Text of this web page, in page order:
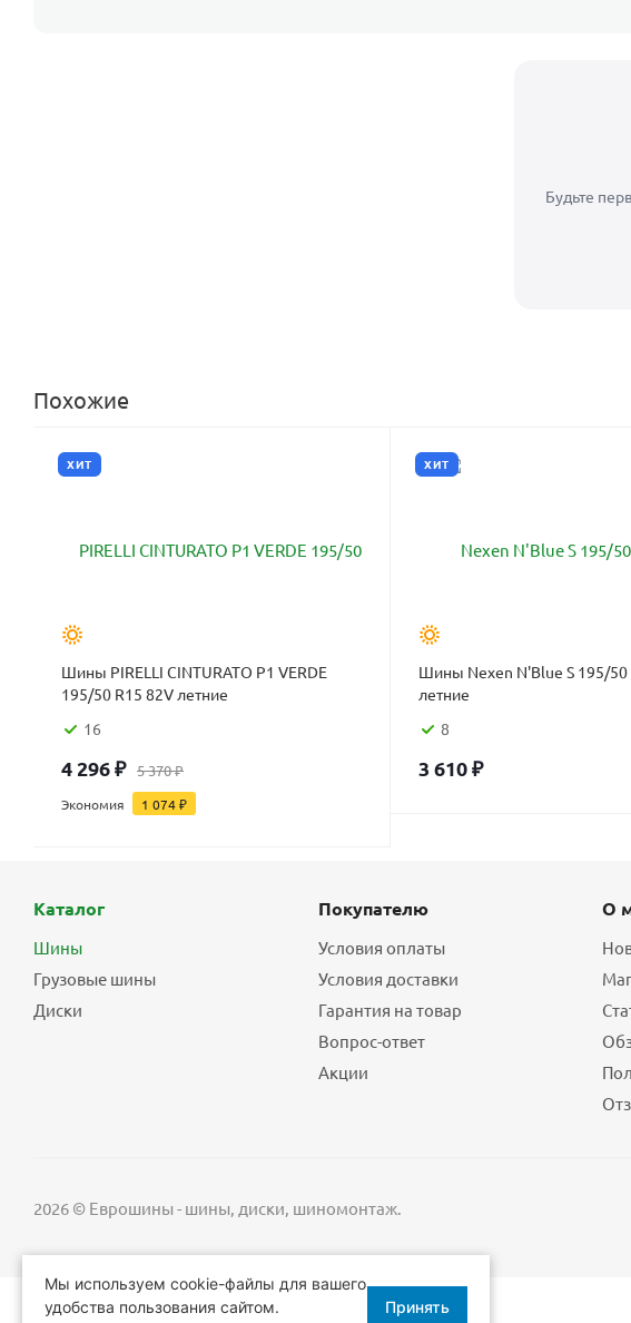
Будьте
Похожие
ХИТ
Шины PIRELLI CINTURATO P1 VERDE
195/50 R15 82V летние
16
4 296₽ 5 370₽
Экономия 1 074₽
ХИТ
Шины Nexen N'Blue S 195/50
летние
8
3 610₽
Каталог
Шины
Грузовые шины
Диски
Покупателю
Условия оплаты
Условия доставки
Гарантия на товар
Вопрос-ответ
Акции
О
2026 © Еврошины - шины, диски, шиномонтаж.
Мы используем cookie-файлы для вашего
удобства пользования сайтом.
Принять